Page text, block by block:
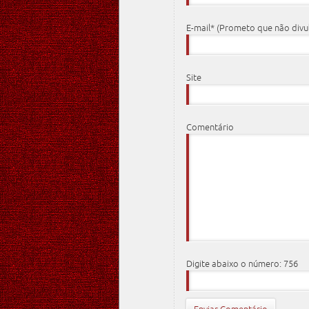
E-mail* (Prometo que não
Site
Comentário
Digite abaixo o número: 756